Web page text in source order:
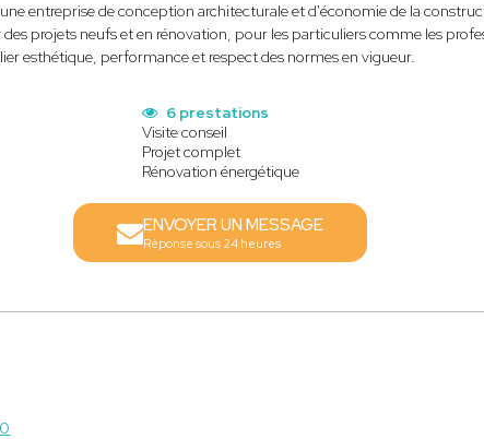
entreprise de conception architecturale et d'économie de la
projets neufs et en rénovation, pour les particuliers comme les
esthétique, performance et respect des normes en vigueur.
6 prestations
Visite conseil
Projet complet
Rénovation énergétique
ENVOYER UN MESSAGE
Réponse sous 24 heures